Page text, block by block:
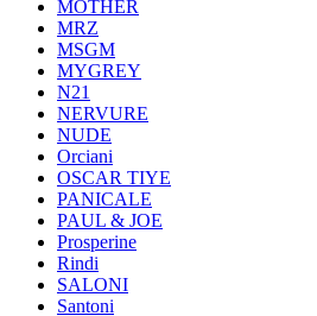
MOTHER
MRZ
MSGM
MYGREY
N21
NERVURE
NUDE
Orciani
OSCAR TIYE
PANICALE
PAUL & JOE
Prosperine
Rindi
SALONI
Santoni